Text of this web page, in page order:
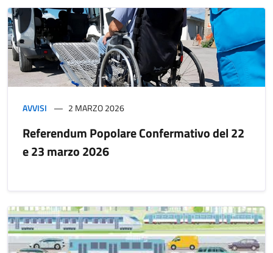
AVVISI 2 MARZO 2026
Referendum Popolare Confermativo del 22
e 23 marzo 2026